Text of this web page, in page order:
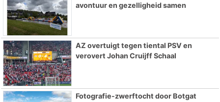
avontuur en gezelligheid samen
AZ overtuigt tegen tiental PSV en
verovert Johan Cruijff Schaal
Fotografie-zwerftocht door Botgat